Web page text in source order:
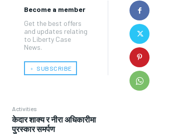
Become a member
Get the best offers
and updates relating
to Liberty Case
News.
﹢ SUBSCRIBE
Activities
केदार शाक्य र नीरा अधिकारीमा
पुरस्कार समर्पण